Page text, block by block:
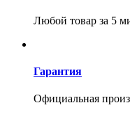
Любой товар за 5
Гарантия
Официальная